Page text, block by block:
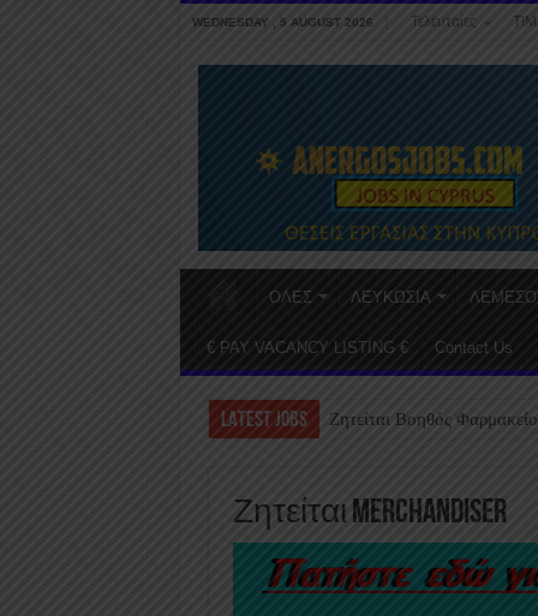
WEDNESDAY , 5 AUGUST 2026 Τελευταίες
ΟΛΕΣ ΛΕΥΚΩΣΙΑ
€ PAY VACANCY LISTING € Contact Us
LATEST JOBS Ζητείται Βοηθός
Ζητείται Merchandiser